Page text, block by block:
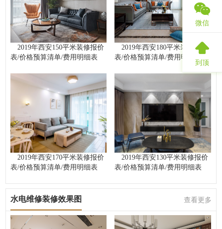
2019年西安150平米装修报价
表/价格预算清单/费用明细表
2019年西安180平米装修报价
表/价格预算清单/费用明细表
2019年西安170平米装修报价
表/价格预算清单/费用明细表
2019年西安130平米装修报价
表/价格预算清单/费用明细表
水电维修装修效果图 查看更多
微信
到顶